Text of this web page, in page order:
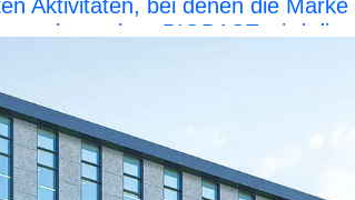
betrachtet.BIOBASE wird die